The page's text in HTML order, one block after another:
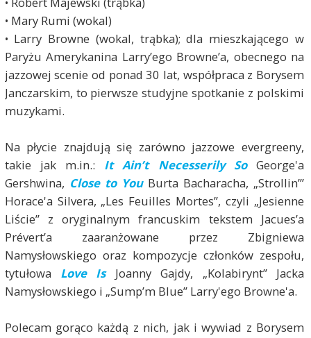
• Mary Rumi (wokal)
• Larry Browne (wokal, trąbka); dla mieszkającego w
Paryżu Amerykanina Larry’ego Browne’a, obecnego na
jazzowej scenie od ponad 30 lat, współpraca z Borysem
Janczarskim, to pierwsze studyjne spotkanie z polskimi
muzykami.
Na płycie znajdują się zarówno jazzowe evergreeny,
takie jak m.in.: It Ain’t Necesserily So George'a
Gershwina, Close to YouBurta Bacharacha, „Strollin’”
Horace'a Silvera, „Les Feuilles Mortes”, czyli „Jesienne
Liście” z oryginalnym francuskim tekstem Jacues’a
Prévert’a zaaranżowane przez Zbigniewa
Namysłowskiego oraz kompozycje członków zespołu,
tytułowa Love IsJoanny Gajdy, „Kolabirynt” Jacka
Namysłowskiego i „Sump’m Blue” Larry'ego Browne'a.
Polecam gorąco każdą z nich, jak i wywiad z Borysem